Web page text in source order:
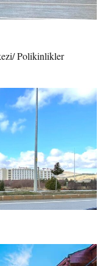
Polikinlikler